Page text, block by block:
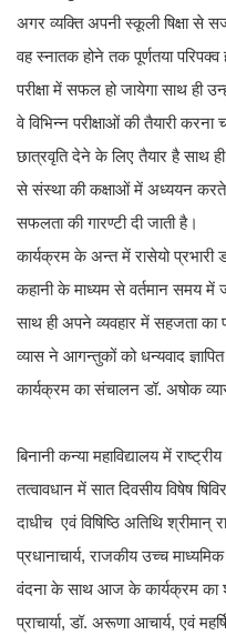
अगर व्यक्ति अपनी स्कूली षिक्षा से
वह स्नातक होने तक पूर्णतया
परीक्षा में सफल हो जायेगा साथ ही
वे विभिन्न परीक्षाओं की तैयारी
छात्रवृति देने के लिए तैयार है साथ ही
से संस्था की कक्षाओं में अध्ययन करते है
सफलता की गारण्टी दी जाती है।
कार्यक्रम के अन्त में रासेयो
कहानी के माध्यम से वर्तमान समय में
साथ ही अपने व्यवहार में सहजता का
व्यास ने आगन्तुकों को धन्यवाद
कार्यक्रम का संचालन डॉ. अषोक
बिनानी कन्या महाविद्यालय में
तत्वावधान में सात दिवसीय विषेष
दाधीच एवं विषिष्ठि अतिथि श्रीमान्
प्रधानाचार्य, राजकीय उच्च
वंदना के साथ आज के कार्यक्रम का
प्राचार्या, डॉ. अरूणा आचार्य, एवं